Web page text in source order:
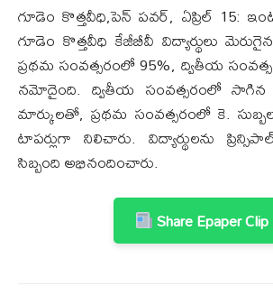
గూడెం కొత్తవీధి,పెన్ పవర్, ఏప్రిల్ 15:
గూడెం కొత్తవీధి కేజీబీవీ విద్యార్థులు
ప్రథమ సంవత్సరంలో 95%, ద్వితీయ
నమోదైంది. ద్వితీయ సంవత్సరంలో సాగిన
మార్కులతో, ప్రథమ సంవత్సరంలో కె.
టాపర్లుగా నిలిచారు. విద్యార్థులను
సిబ్బంది అభినందించారు.
Share Epaper Clip